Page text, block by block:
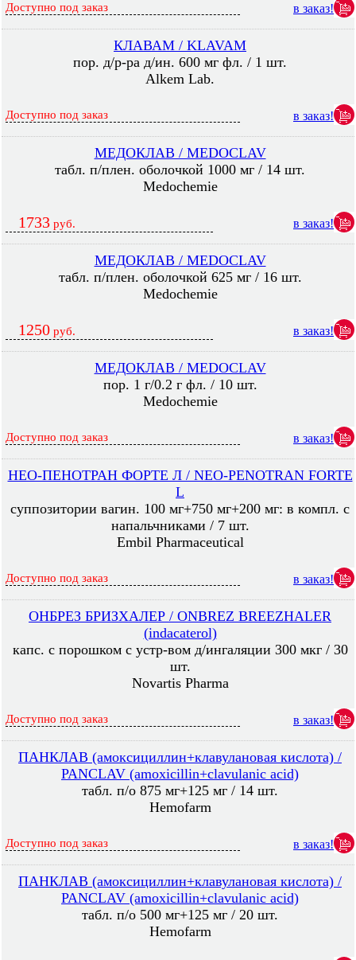
Доступно под заказ в заказ!
КЛАВАМ / KLAVAM
пор. д/р-ра д/ин. 600 мг фл. / 1 шт.
Alkem Lab.
Доступно под заказ в заказ!
МЕДОКЛАВ / MEDOCLAV
табл. п/плен. оболочкой 1000 мг / 14 шт.
Medochemie
1733 руб. в заказ!
МЕДОКЛАВ / MEDOCLAV
табл. п/плен. оболочкой 625 мг / 16 шт.
Medochemie
1250 руб. в заказ!
МЕДОКЛАВ / MEDOCLAV
пор. 1 г/0.2 г фл. / 10 шт.
Medochemie
Доступно под заказ в заказ!
НЕО-ПЕНОТРАН ФОРТЕ Л / NEO-PENOTRAN FORTE
L
суппозитории вагин. 100 мг+750 мг+200 мг: в компл. с
напальчниками / 7 шт.
Embil Pharmaceutical
Доступно под заказ в заказ!
ОНБРЕЗ БРИЗХАЛЕР / ONBREZ BREEZHALER
(indacaterol)
капс. с порошком с устр-вом д/ингаляции 300 мкг / 30
шт.
Novartis Pharma
Доступно под заказ в заказ!
ПАНКЛАВ (амоксициллин+клавулановая кислота) /
PANCLAV (amoxicillin+clavulanic acid)
табл. п/о 875 мг+125 мг / 14 шт.
Hemofarm
Доступно под заказ в заказ!
ПАНКЛАВ (амоксициллин+клавулановая кислота) /
PANCLAV (amoxicillin+clavulanic acid)
табл. п/о 500 мг+125 мг / 20 шт.
Hemofarm